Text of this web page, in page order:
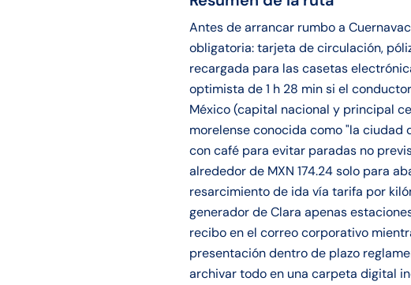
Antes de arrancar rumbo a
obligatoria: tarjeta de circulación,
recargada para las casetas
optimista de 1 h 28 min si el
México (capital nacional y principal
morelense conocida como "la ciudad
con café para evitar paradas no
alrededor de MXN 174.24 solo para
resarcimiento de ida vía tarifa por
generador de Clara apenas
recibo en el correo corporativo
presentación dentro de plazo
archivar todo en una carpeta digital